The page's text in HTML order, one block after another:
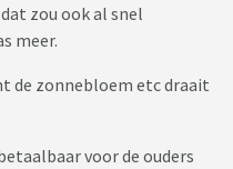
zou ook al snel
meer.
de zonnebloem etc draait
voor de ouders